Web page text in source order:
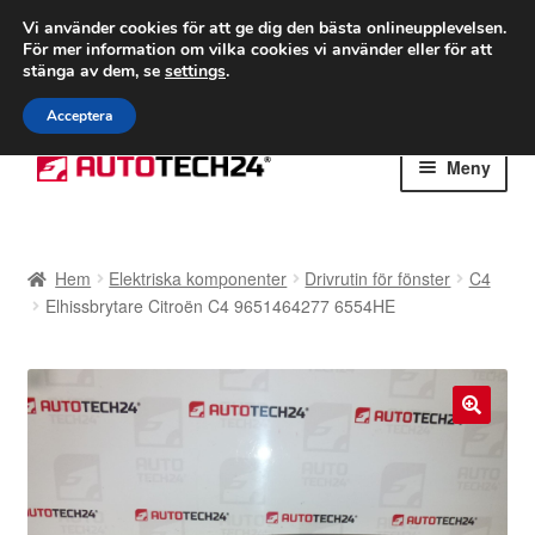
FRAKT från 75 kr
Världsomspännande frakt
Ring 766 924 713
Hoppa
till
Hoppa
till
Meny
Betalningar
Klagomål
Hem Elektriska komponenter Drivrutin för fönster
C4
Elhissbrytare Citroën C4 9651464277 6554HE
Vi använder cookies för att ge dig den bästa onlineupplevelsen.
För mer information om vilka cookies vi använder eller för att
stänga av dem, se settings.
Acceptera